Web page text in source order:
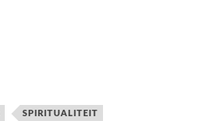
SPIRITUALITEIT